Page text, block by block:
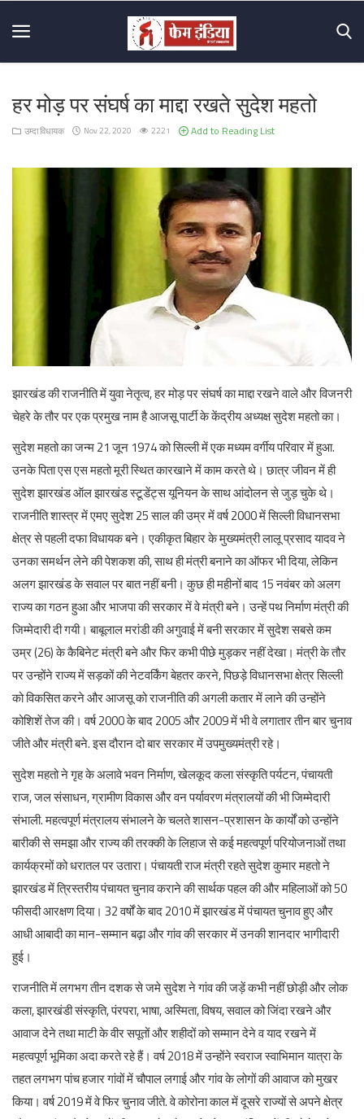
Home
About
Us
English
हर मोड़ पर संघर्ष का माद्दा रखते सुदेश महतो
उम्दा विधायक Nov 22, 2020 2221 Add to Reading List
झारखंड की राजनीति में युवा नेतृत्व, हर मोड़ पर संघर्ष का माद्दा रखने वाले और विजनरी
चेहरे के तौर पर एक प्रमुख नाम है आजसू पार्टी के केंद्रीय अध्यक्ष सुदेश महतो का।
सुदेश महतो का जन्म 21 जून 1974 को सिल्ली में एक मध्यम वर्गीय परिवार में हुआ.
उनके पिता एस एस महतो मूरी स्थित कारखाने में काम करते थे। छात्र जीवन में ही
सुदेश झारखंड ऑल झारखंड स्टूडेंट्स यूनियन के साथ आंदोलन से जुड़ चुके थे।
राजनीति शास्त्र में एमए सुदेश 25 साल की उम्र में वर्ष 2000 में सिल्ली विधानसभा
क्षेत्र से पहली दफा विधायक बने। एकीकृत बिहार के मुख्यमंत्री लालू प्रसाद यादव ने
उनका समर्थन लेने की पेशकश की, साथ ही मंत्री बनाने का ऑफर भी दिया, लेकिन
अलग झारखंड के सवाल पर बात नहीं बनी। कुछ ही महीनों बाद 15 नवंबर को अलग
राज्य का गठन हुआ और भाजपा की सरकार में वे मंत्री बने। उन्हें पथ निर्माण मंत्री की
जिम्मेदारी दी गयी। बाबूलाल मरांडी की अगुवाई में बनी सरकार में सुदेश सबसे कम
उम्र (26) के कैबिनेट मंत्री बने और फिर कभी पीछे मुड़कर नहीं देखा। मंत्री के तौर
पर उन्होंने राज्य में सड़कों की नेटवर्किंग बेहतर करने, पिछड़े विधानसभा क्षेत्र सिल्ली
को विकसित करने और आजसू को राजनीति की अगली कतार में लाने की उन्होंने
कोशिशें तेज की। वर्ष 2000 के बाद 2005 और 2009 में भी वे लगातार तीन बार चुनाव
जीते और मंत्री बने. इस दौरान दो बार सरकार में उपमुख्यमंत्री रहे।
सुदेश महतो ने गृह के अलावे भवन निर्माण, खेलकूद कला संस्कृति पर्यटन, पंचायती
राज, जल संसाधन, ग्रामीण विकास और वन पर्यावरण मंत्रालयों की भी जिम्मेदारी
संभाली. महत्वपूर्ण मंत्रालय संभालने के चलते शासन-प्रशासन के कार्यों को उन्होंने
बारीकी से समझा और राज्य की तरक्की के लिहाज से कई महत्वपूर्ण परियोजनाओं तथा
कार्यक्रमों को धरातल पर उतारा। पंचायती राज मंत्री रहते सुदेश कुमार महतो ने
झारखंड में त्रिस्तरीय पंचायत चुनाव कराने की सार्थक पहल की और महिलाओं को 50
फीसदी आरक्षण दिया। 32 वर्षों के बाद 2010 में झारखंड में पंचायत चुनाव हुए और
आधी आबादी का मान-सम्मान बढ़ा और गांव की सरकार में उनकी शानदार भागीदारी
हुई।
राजनीति में लगभग तीन दशक से जमे सुदेश ने गांव की जड़ें कभी नहीं छोड़ी और लोक
कला, झारखंडी संस्कृति, पंरपरा, भाषा, अस्मिता, विषय, सवाल को जिंदा रखने और
आवाज देने तथा माटी के वीर सपूतों और शहीदों को सम्मान देने व याद रखने में
महत्वपूर्ण भूमिका अदा करते रहे हैं। वर्ष 2018 में उन्होंने स्वराज स्वाभिमान यात्रा के
तहत लगभग पांच हजार गांवों में चौपाल लगाई और गांव के लोगों की आवाज को मुखर
किया। वर्ष 2019 में वे फिर चुनाव जीते. वे कोरोना काल में दूसरे राज्यों से अपने क्षेत्र